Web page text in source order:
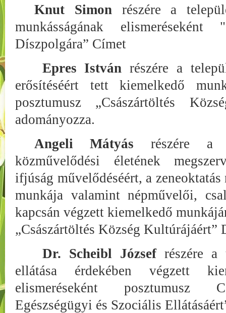
Knut Simonrészére a
munkásságának elismeréseként
Díszpolgára” Címet
Epres István részére a
erősítéséért tett kiemelkedő
posztumusz „Császártöltés
adományozza.
Angeli Mátyás részére a
közművelődési életének
ifjúság művelődéséért, a
munkája valamint népművelői,
kapcsán végzett kiemelkedő
„Császártöltés Község Kultúrájáért”
Dr. Scheibl József részére a
ellátása érdekében végzett
elismeréseként posztumusz
Egészségügyi és Szociális